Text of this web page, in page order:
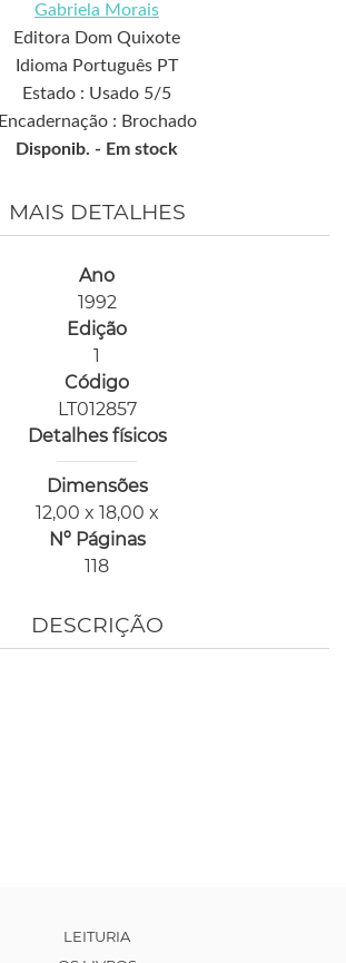
Gabriela Morais
Editora Dom Quixote
Idioma Português PT
Estado : Usado 5/5
Encadernação : Brochado
Disponib. - Em stock
MAIS DETALHES
Ano
1992
Edição
1
Código
LT012857
Detalhes físicos
Dimensões
12,00 x 18,00 x
Nº Páginas
118
DESCRIÇÃO
LEITURIA